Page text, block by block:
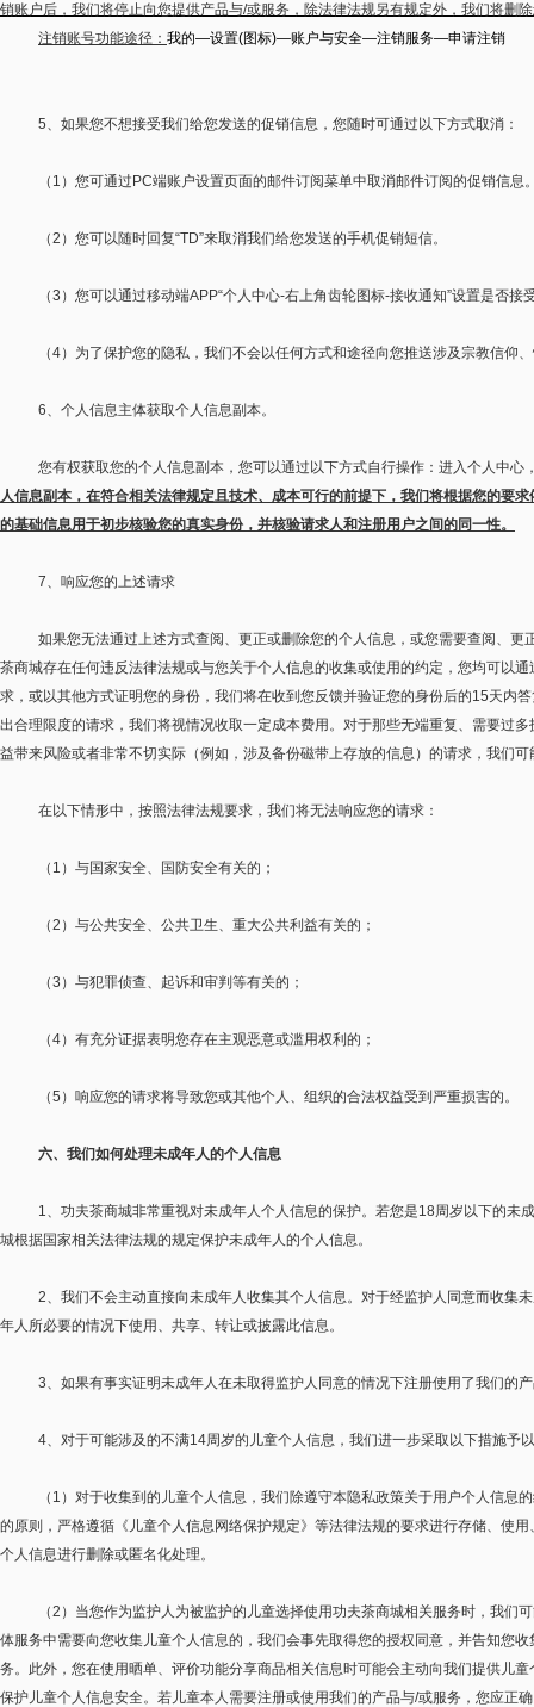
销账户后，我们将停止向您提供产品与/或服务，除法律法规另有规定外，我们将删
注销账号功能途径： 我的—设置(图标)—账户与安全—注销服务—申请注销
5、如果您不想接受我们给您发送的促销信息，您随时可通过以下方式取消：
（ 1 ）您可通过 PC端账户设置页面的邮件订阅菜单中取消邮件订阅的促销信息
（2 ）您可以随时回复“TD”来取消我们给您发送的手机促销短信。
（3 ）您可以通过移动端APP“个人中心-右上角齿轮图标-接收通知”设置是否接
（4）为了保护您的隐私，我们不会以任何方式和途径向您推送涉及宗教信仰
6、个人信息主体获取个人信息副本。
您有权获取您的个人信息副本，您可以通过以下方式自行操作：进入个人中心
人信息副本，在符合相关法律规定且技术、成本可行的前提下，我们将根据您的要
的基础信息用于初步核验您的真实身份，并核验请求人和注册用户之间的同一性。
7、响应您的上述请求
如果您无法通过上述方式查阅、更正或删除您的个人信息，或您需要查阅、更
茶商城存在任何违反法律法规或与您关于个人信息的收集或使用的约定，您均可以
求，或以其他方式证明您的身份，我们将在收到您反馈并验证您的身份后的15天内
出合理限度的请求，我们将视情况收取一定成本费用。对于那些无端重复、需要过
益带来风险或者非常不切实际（例如，涉及备份磁带上存放的信息）的请求，我们可
在以下情形中，按照法律法规要求，我们将无法响应您的请求：
（ 1 ）与国家安全、国防安全有关的；
（2 ）与公共安全、公共卫生、重大公共利益有关的；
（3 ）与犯罪侦查、起诉和审判等有关的；
（4）有充分证据表明您存在主观恶意或滥用权利的；
（5 ）响应您的请求将导致您或其他个人、组织的合法权益受到严重损害的。
六、我们如何处理未成年人的个人信息
1、功夫茶商城非常重视对未成年人个人信息的保护。若您是18周岁以下的未
城根据国家相关法律法规的规定保护未成年人的个人信息。
2、我们不会主动直接向未成年人收集其个人信息。对于经监护人同意而收集
年人所必要的情况下使用、共享、转让或披露此信息。
3、如果有事实证明未成年人在未取得监护人同意的情况下注册使用了我们的
4、对于可能涉及的不满14周岁的儿童个人信息，我们进一步采取以下措施予
（ 1 ）对于收集到的儿童个人信息，我们除遵守本隐私政策关于用户个人信息
的原则，严格遵循《儿童个人信息网络保护规定》等法律法规的要求进行存储、使
个人信息进行删除或匿名化处理。
（2 ）当您作为监护人为被监护的儿童选择使用功夫茶商城相关服务时，我们
体服务中需要向您收集儿童个人信息的，我们会事先取得您的授权同意，并告知您
务。此外，您在使用晒单、评价功能分享商品相关信息时可能会主动向我们提供儿
保护儿童个人信息安全。若儿童本人需要注册或使用我们的产品与/或服务，您应正